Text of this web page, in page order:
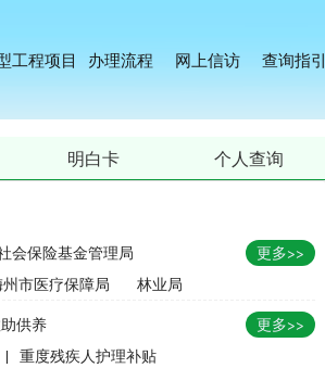
工程项目 办理流程 网上信访 查询指引
明白卡 个人查询
会保险基金管理局
市医疗保障局 林业局
更多>>
供养
| 重度残疾人护理补贴
更多>>